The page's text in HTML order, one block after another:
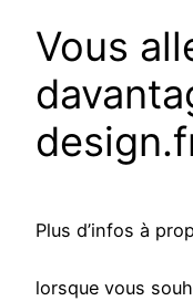
Vous
Plus d’infos à
lorsque vous